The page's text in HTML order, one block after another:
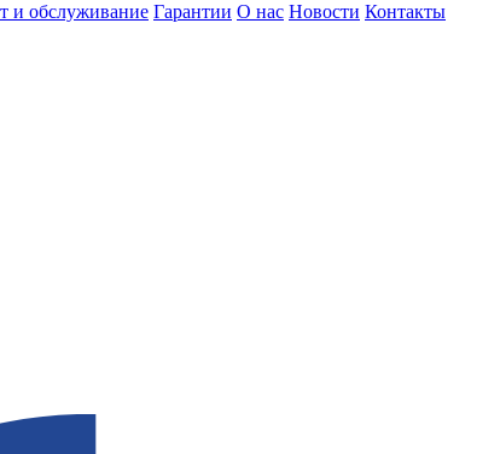
и обслуживание Гарантии О нас Новости Контакты